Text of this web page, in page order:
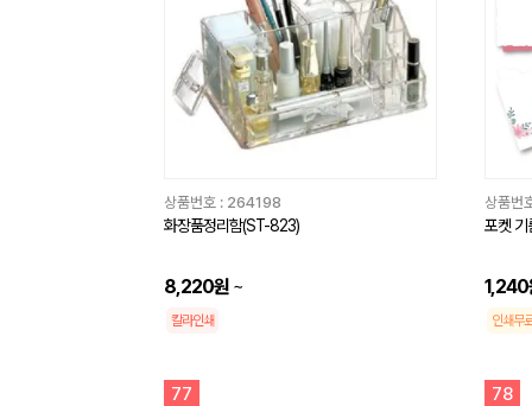
상품번호 : 264198
화장품정리함(ST-823)
8,220원 ~
칼라인쇄
상품번
포켓
1,240
인쇄무
77 78